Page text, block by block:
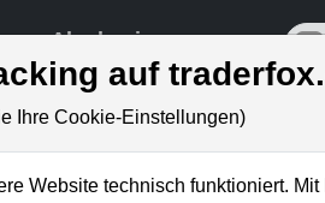
Akademie
auf
Ihre Cookie-Einstellungen)
Website technisch funktioniert.